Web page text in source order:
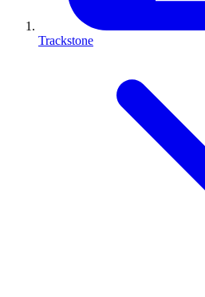
Trackstone